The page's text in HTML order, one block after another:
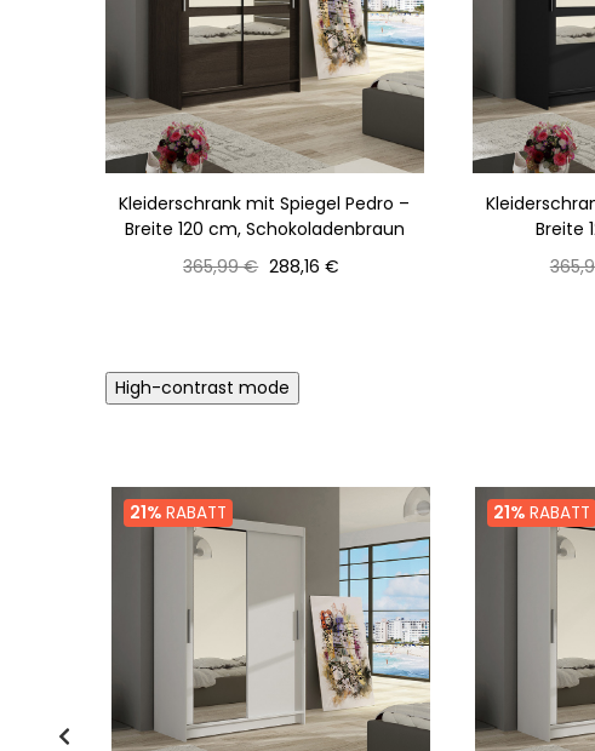
Kleiderschrank mit Spiegel Pedro –
Breite 120 cm, Schokoladenbraun
Normaler
365,99 € Preis
288,16 €
Breite
High-contrast mode
21% RABATT 21% RABATT